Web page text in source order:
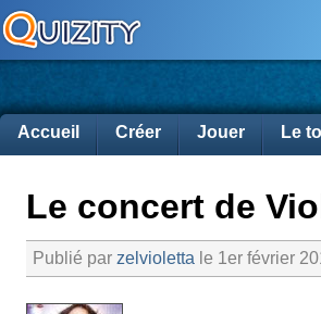
Accueil Créer Jouer Le
Le concert de
Publié par zelvioletta le 1er février